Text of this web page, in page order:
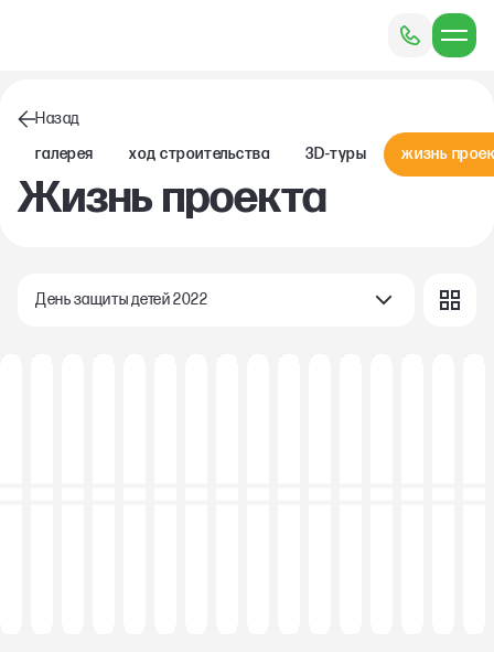
Назад
Жизнь проекта
Галерея Ход строительства 3D-туры Жизнь
День защиты детей 2022